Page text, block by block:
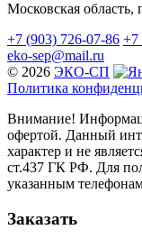
Московская область,
+7 (903) 726-07-86 +7
eko-sep@mail.ru
© 2026 ЭКО-СП
Политика
Внимание!
офертой. Данный
характер и не
ст.437 ГК РФ. Для
указанным
Заказать